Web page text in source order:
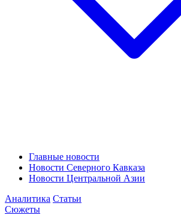
Главные новости
Новости Северного Кавказа
Новости Центральной Азии
Аналитика Статьи
Сюжеты